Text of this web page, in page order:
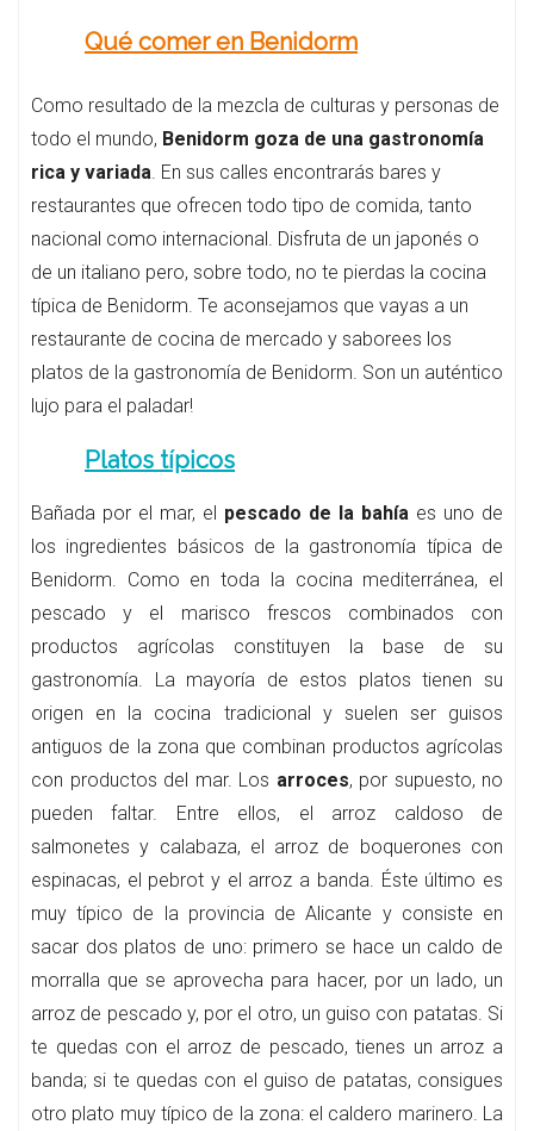
Qué comer en Benidorm
Como resultado de la mezcla de culturas y personas de
todo el mundo, Benidorm goza de una gastronomía
rica y variada. En sus calles encontrarás bares y
restaurantes que ofrecen todo tipo de comida, tanto
nacional como internacional. Disfruta de un japonés o
de un italiano pero, sobre todo, no te pierdas la cocina
típica de Benidorm. Te aconsejamos que vayas a un
restaurante de cocina de mercado y saborees los
platos de la gastronomía de Benidorm. Son un auténtico
lujo para el paladar!
Platos típicos
Bañada por el mar, el pescado de la bahía es uno de
los ingredientes básicos de la gastronomía típica de
Benidorm. Como en toda la cocina mediterránea, el
pescado y el marisco frescos combinados con
productos agrícolas constituyen la base de su
gastronomía. La mayoría de estos platos tienen su
origen en la cocina tradicional y suelen ser guisos
antiguos de la zona que combinan productos agrícolas
con productos del mar. Los arroces, por supuesto, no
pueden faltar. Entre ellos, el arroz caldoso de
salmonetes y calabaza, el arroz de boquerones con
espinacas, el pebrot y el arroz a banda. Éste último es
muy típico de la provincia de Alicante y consiste en
sacar dos platos de uno: primero se hace un caldo de
morralla que se aprovecha para hacer, por un lado, un
arroz de pescado y, por el otro, un guiso con patatas. Si
te quedas con el arroz de pescado, tienes un arroz a
banda; si te quedas con el guiso de patatas, consigues
otro plato muy típico de la zona: el caldero marinero. La